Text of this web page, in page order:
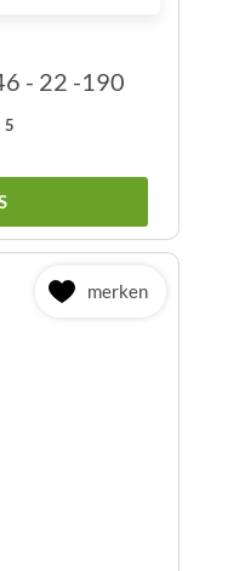
- 22 -190
5
merken